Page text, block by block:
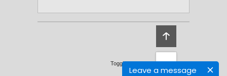
Leave a message
Toggle Footer